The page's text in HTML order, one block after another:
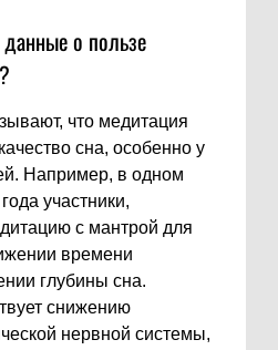
о пользе
что медитация
сна, особенно у
Например, в одном
участники,
с мантрой для
времени
глубины сна.
снижению
нервной системы,